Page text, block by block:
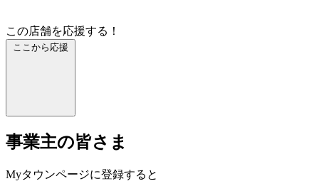
この店舗を応援する！
ここから応援
事業主の皆さま
Myタウンページに登録すると